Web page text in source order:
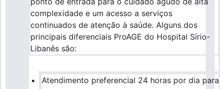
complexidade e um acesso a serviços
continuados de atenção à saúde. Alguns dos
principais diferenciais ProAGE do Hospital Sírio-
Libanês são:
Atendimento preferencial 24 horas por dia para